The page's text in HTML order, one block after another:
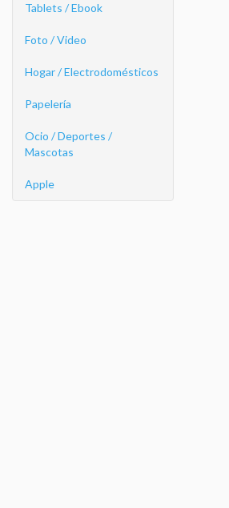
Tablets / Ebook
Foto / Video
Hogar / Electrodomésticos
Papelería
Ocio / Deportes /
Mascotas
Apple